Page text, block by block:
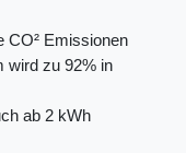
CO² Emissionen
wird zu 92% in
ab 2 kWh